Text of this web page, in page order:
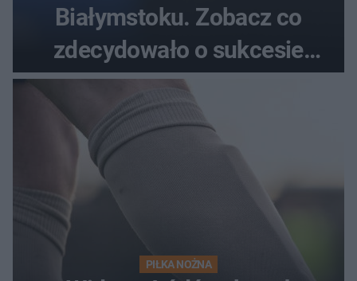
Białymstoku. Zobacz co
zdecydowało o sukcesie
gości
PIŁKA NOŻNA